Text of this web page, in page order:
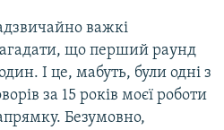
важкі
що перший раунд
І це, мабуть, були одні з
за 15 років моєї роботи
Безумовно,